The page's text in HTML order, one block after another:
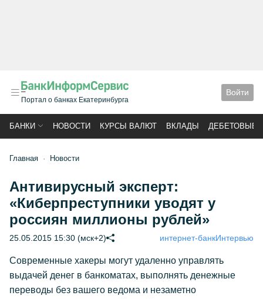
Портал о банках Екатеринбурга
Войти
БАНКИ НОВОСТИ КУРСЫ ВАЛЮТ ВКЛАДЫ ДЕБЕТОВЫЕ
Главная Новости
Антивирусный эксперт:
«Киберпреступники уводят у
россиян миллионы рублей»
25.05.2015 15:30 (мск+2) интернет-банкИнтервью
Современные хакеры могут удаленно управлять
выдачей денег в банкоматах, выполнять денежные
переводы без вашего ведома и незаметно